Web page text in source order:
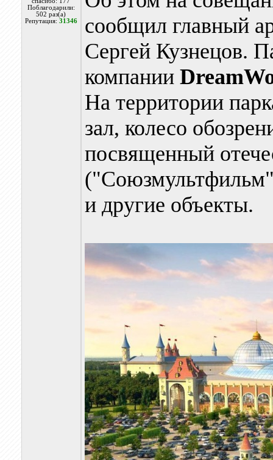
Поблагодарили:
502 раз(а)
Репутация: 31346
сообщил главный
Сергей Кузнецов.
компании
На территории
зал, колесо
посвященный
и другие объекты.